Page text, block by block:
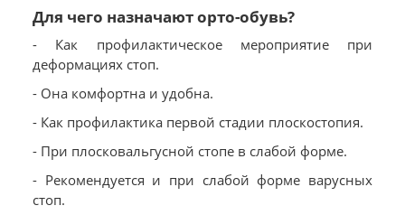
Для чего назначают орто-обувь?
- Как профилактическое мероприятие при
деформациях стоп.
- Она комфортна и удобна.
- Как профилактика первой стадии плоскостопия.
- При плосковальгусной стопе в слабой форме.
- Рекомендуется и при слабой форме варусных
стоп.